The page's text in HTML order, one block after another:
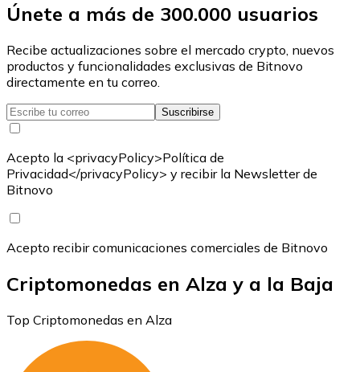
Únete a más de 300.000 usuarios
Recibe actualizaciones sobre el mercado crypto, nuevos
productos y funcionalidades exclusivas de Bitnovo
directamente en tu correo.
Suscribirse
Acepto la <privacyPolicy>Política de
Privacidad</privacyPolicy> y recibir la Newsletter de
Bitnovo
Acepto recibir comunicaciones comerciales de Bitnovo
Criptomonedas en Alza y a la Baja
Top Criptomonedas en Alza